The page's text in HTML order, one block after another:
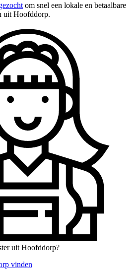
om snel een lokale en betaalbare
uit Hoofddorp.
uit Hoofddorp?
vinden